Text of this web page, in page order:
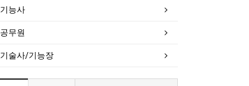
기능사
공무원
기술사/기능장